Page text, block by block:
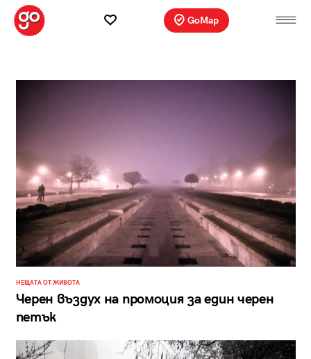
GoMap
НЕЩАТА ОТ ЖИВОТА
Черен въздух на промоция за един черен
петък